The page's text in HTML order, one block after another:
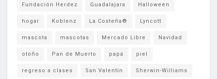
Fundación Herdez Guadalajara Halloween
hogar Koblenz La Costeña® Lyncott
mascota mascotas Mercado Libre Navidad
otoño Pan de Muerto papá piel
regreso a clases San Valentín Sherwin-Williams